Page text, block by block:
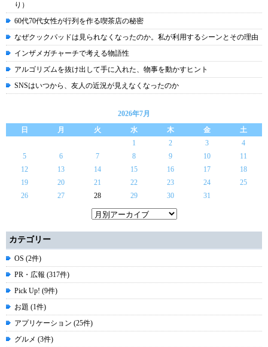
り）
60代70代女性が行列を作る喫茶店の秘密
なぜクックパッドは見られなくなったのか。私が利用するシーンとその理由
インザメガチャーチで考える物語性
アルゴリズムを抜け出して手に入れた、物事を動かすヒント
SNSはいつから、友人の近況が見えなくなったのか
2026年7月
日
月 火 水 木 金
土
1
2 3
4
5
6 7 8 9 10
11
12
13 14 15 16 17
18
19
20 21 22 23 24
25
26
27 28 29 30 31
カテゴリー
OS (2件)
PR・広報 (317件)
Pick Up! (9件)
お題 (1件)
アプリケーション (25件)
グルメ (3件)